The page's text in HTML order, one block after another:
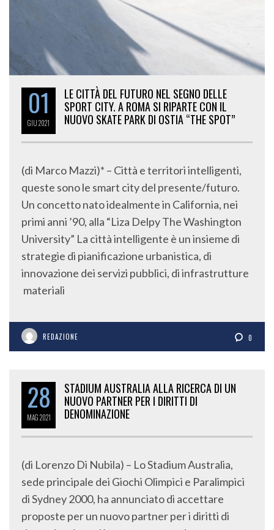
01
GIU2021
LE CITTÀ DEL FUTURO NEL SEGNO DELLE
SPORT CITY. A ROMA SI RIPARTE CON IL
NUOVO SKATE PARK DI OSTIA “THE SPOT”
(di Marco Mazzi)* – Città e territori intelligenti,
queste sono le smart city del presente/futuro.
Un concetto nato idealmente in California, nei
primi anni ’90, alla “Liza Delpy The Washington
University” La città intelligente è un insieme di
strategie di pianificazione urbanistica, di
innovazione dei servizi pubblici, di infrastrutture
materiali
REDAZIONE 0
28
MAG2021
STADIUM AUSTRALIA ALLA RICERCA DI UN
NUOVO PARTNER PER I DIRITTI DI
DENOMINAZIONE
(di Lorenzo Di Nubila) – Lo Stadium Australia,
sede principale dei Giochi Olimpici e Paralimpici
di Sydney 2000, ha annunciato di accettare
proposte per un nuovo partner per i diritti di